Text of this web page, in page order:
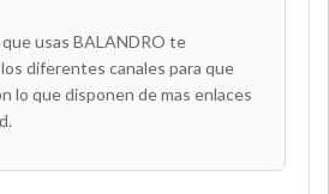
que usas BALANDRO te
diferentes canales para que
lo que disponen de mas enlaces